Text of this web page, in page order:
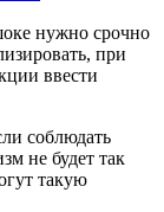
нужно срочно
при
ввести
соблюдать
не будет так
такую